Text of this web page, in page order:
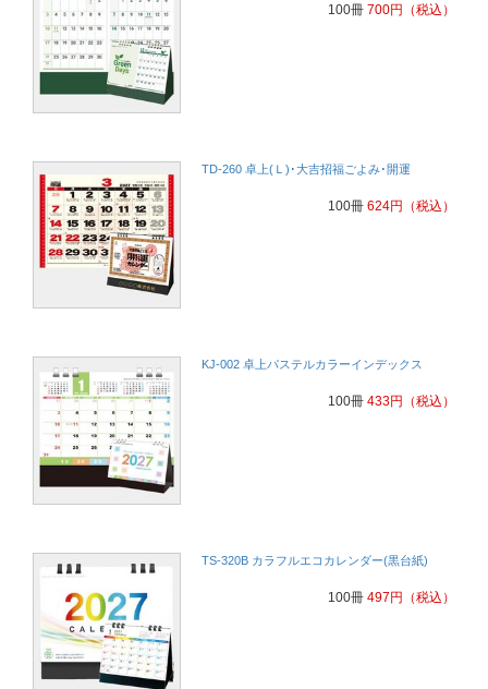
100冊 700円 （税込）
TD-260 卓上(Ｌ)･大吉招福ごよみ･開運
100冊 624円 （税込）
KJ-002 卓上パステルカラーインデックス
100冊 433円 （税込）
TS-320B カラフルエコカレンダー(黒台紙)
100冊 497 円 （税込）